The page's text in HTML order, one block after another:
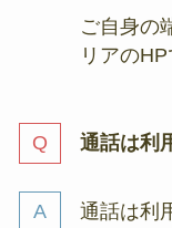
ご自身の
リアのHP
通話は利
通話は利